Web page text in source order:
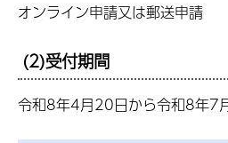
オンライン申請又は郵送申請
(2)受付期間
令和8年4月20日から令和8年7